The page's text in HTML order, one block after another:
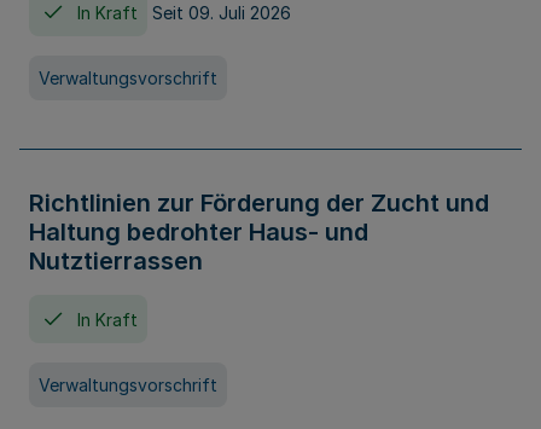
In Kraft Seit 09. Juli 2026
Verwaltungsvorschrift
Richtlinien zur Förderung der Zucht und
Haltung bedrohter Haus- und
Nutztierrassen
In Kraft
Verwaltungsvorschrift